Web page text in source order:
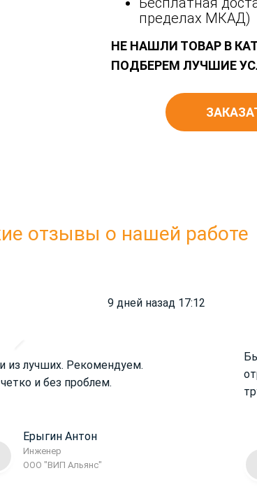
пределах МКАД)
НЕ НАШЛИ ТОВАР В
ПОДБЕРЕМ ЛУЧШИЕ
отзывы о нашей работе
9 дней назад 17:12
из лучших. Рекомендуем.
и без проблем.
Ерыгин Антон
Инженер
ООО "ВИП Альянс"